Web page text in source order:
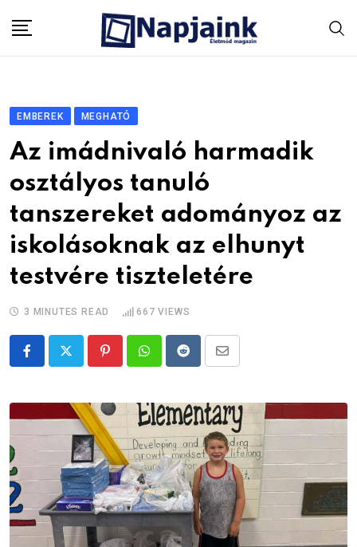
EMBEREK MEGHATÓ
Az imádnivaló harmadik
osztályos tanuló
tanszereket adományoz az
iskolásoknak az elhunyt
testvére tiszteletére
3 MINUTES READ 667 VIEWS
PinterestWhatsappRedditShare
Email